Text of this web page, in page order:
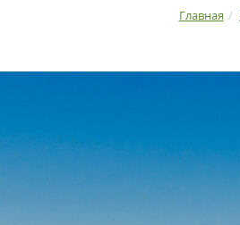
Главная